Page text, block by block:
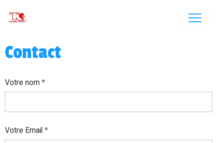
Contact
Votre nom
Votre Email